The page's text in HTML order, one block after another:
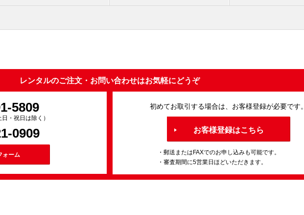
レンタルのご注文・お問い合わせはお気軽にどうぞ
5809
・祝日は除く）
0909
ォーム
初めてお取引する場合は、お客様登録が必要です。
お客様登録はこちら
・郵送またはFAXでのお申し込みも可能です。
・審査期間に5営業日ほどいただきます。